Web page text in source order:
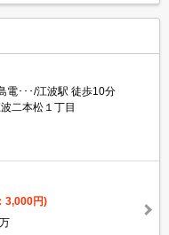
電･･･/江波駅 徒歩10分
二本松１丁目
3,000円)